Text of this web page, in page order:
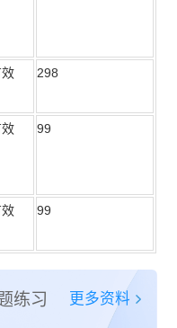
298
99
99
练习 更多资料